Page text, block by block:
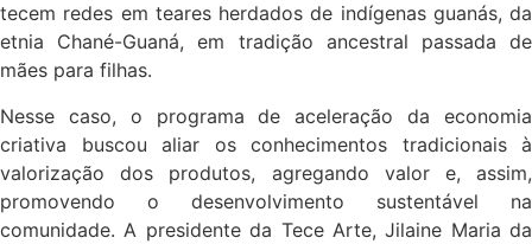
tecem redes em teares herdados de indígenas guanás, da
etnia Chané-Guaná, em tradição ancestral passada de
mães para filhas.
Nesse caso, o programa de aceleração da economia
criativa buscou aliar os conhecimentos tradicionais à
valorização dos produtos, agregando valor e, assim,
promovendo o desenvolvimento sustentável na
comunidade. A presidente da Tece Arte, Jilaine Maria da